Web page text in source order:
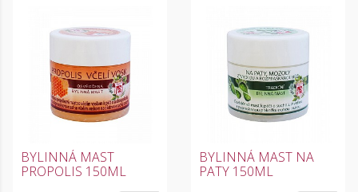
BYLINNÁ MAST
PROPOLIS 150ML
BYLINNÁ MAST NA
PATY 150ML